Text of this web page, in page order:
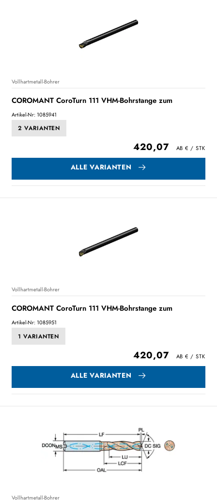
Vollhartmetall-Bohrer
COROMANT CoroTurn 111 VHM-Bohrstange zum
Artikel-Nr: 1085941
2 VARIANTEN
420,07
ALLE VARIANTEN
Vollhartmetall-Bohrer
COROMANT CoroTurn 111 VHM-Bohrstange zum
Artikel-Nr: 1085951
1 VARIANTEN
420,07
ALLE VARIANTEN
Vollhartmetall-Bohrer